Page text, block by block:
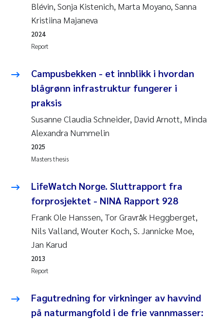
Bjørnar Andre Beylich
Nathalie Marquesin-Risbakk
Marit Villø
Susanne Jøntvedt Jørgensen
Synne Authén Andresen
Svetlana Pakhomova
Jonny Beyer
Knut Erik Tollefsen
Samantha Goncalves Prat
Øyvind Tangen Ødegaard
Jarle Håvardstun
Blévin, Sonja Kistenich, Marta Moyano, Sanna
Kristiina Majaneva
Report
2024
Campusbekken - et innblikk i hvordan
blågrønn infrastruktur fungerer i
praksis
Susanne Claudia Schneider, David Arnott, Minda
Alexandra Nummelin
Masters thesis
2025
LifeWatch Norge. Sluttrapport fra
forprosjektet - NINA Rapport 928
Frank Ole Hanssen, Tor Gravråk Heggberget,
Nils Valland, Wouter Koch, S. Jannicke Moe,
Jan Karud
Report
2013
Fagutredning for virkninger av havvind
på naturmangfold i de frie vannmasser: